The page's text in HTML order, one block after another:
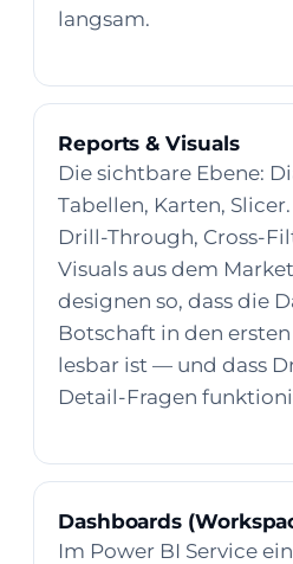
langsam.
Reports & Visuals
Die sichtbare Ebene:
Tabellen, Karten,
Drill-Through, Cross-
Visuals aus dem
designen so, dass die
Botschaft in den
lesbar ist — und dass
Detail-Fragen
Dashboards
Im Power BI Service